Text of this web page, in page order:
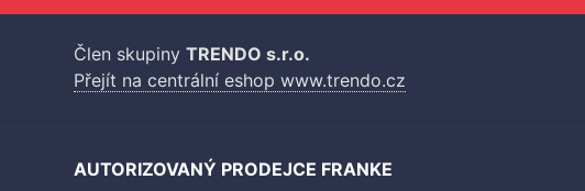
Člen skupiny TRENDO s.r.o.
Přejít na centrální eshop www.trendo.cz
AUTORIZOVANÝ PRODEJCE FRANKE